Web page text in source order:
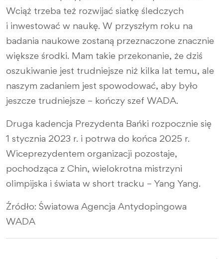
Wciąż trzeba też rozwijać siatkę śledczych
i inwestować w naukę. W przyszłym roku na
badania naukowe zostaną przeznaczone znacznie
większe środki. Mam takie przekonanie, że dziś
oszukiwanie jest trudniejsze niż kilka lat temu, ale
naszym zadaniem jest spowodować, aby było
jeszcze trudniejsze – kończy szef WADA.
Druga kadencja Prezydenta Bańki rozpocznie się
1 stycznia 2023 r. i potrwa do końca 2025 r.
Wiceprezydentem organizacji pozostaje,
pochodząca z Chin, wielokrotna mistrzyni
olimpijska i świata w short tracku – Yang Yang.
Źródło: Światowa Agencja Antydopingowa
WADA